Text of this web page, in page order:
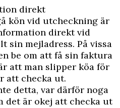
direkt
kön vid utcheckning är
direkt vid
sin mejladress. På vissa
be om att få sin faktura
att man slipper köa för
att checka ut.
detta, var därför noga
det är okej att checka ut